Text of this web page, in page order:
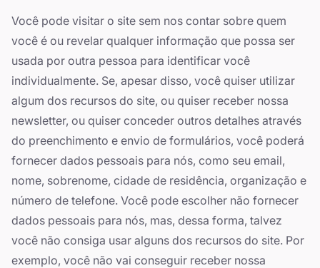
Você pode visitar o site sem nos contar sobre quem
você é ou revelar qualquer informação que possa ser
usada por outra pessoa para identificar você
individualmente. Se, apesar disso, você quiser utilizar
algum dos recursos do site, ou quiser receber nossa
newsletter, ou quiser conceder outros detalhes através
do preenchimento e envio de formulários, você poderá
fornecer dados pessoais para nós, como seu email,
nome, sobrenome, cidade de residência, organização e
número de telefone. Você pode escolher não fornecer
dados pessoais para nós, mas, dessa forma, talvez
você não consiga usar alguns dos recursos do site. Por
exemplo, você não vai conseguir receber nossa